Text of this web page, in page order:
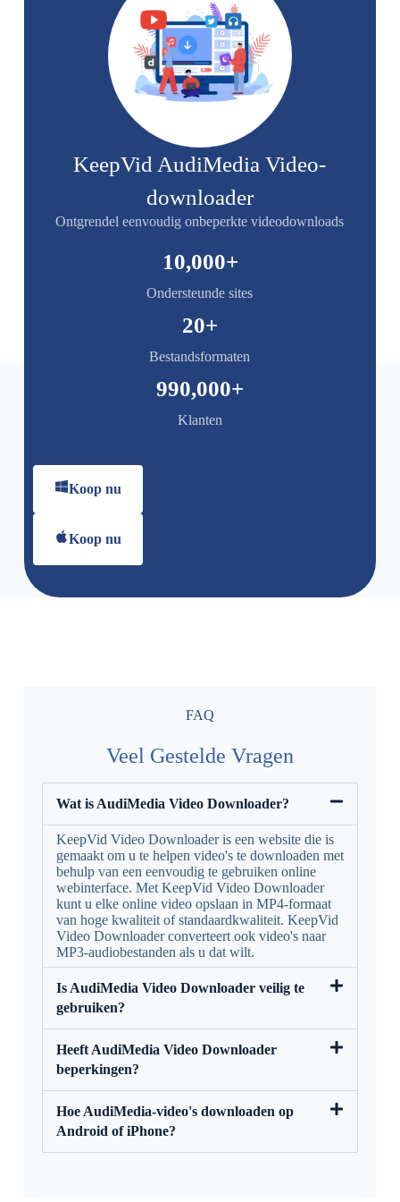
KeepVid AudiMedia Video-
downloader
Ontgrendel eenvoudig onbeperkte videodownloads
Ondersteunde sites
10,000+
Bestandsformaten
20+
Klanten
990,000+
Koop nu
Koop nu
FAQ
Veel Gestelde Vragen
Wat is AudiMedia Video Downloader?
KeepVid Video Downloader is een website die is
gemaakt om u te helpen video's te downloaden met
behulp van een eenvoudig te gebruiken online
webinterface. Met KeepVid Video Downloader
kunt u elke online video opslaan in MP4-formaat
van hoge kwaliteit of standaardkwaliteit. KeepVid
Video Downloader converteert ook video's naar
MP3-audiobestanden als u dat wilt.
Is AudiMedia Video Downloader veilig te
gebruiken?
Heeft AudiMedia Video Downloader
beperkingen?
Hoe AudiMedia-video's downloaden op
Android of iPhone?